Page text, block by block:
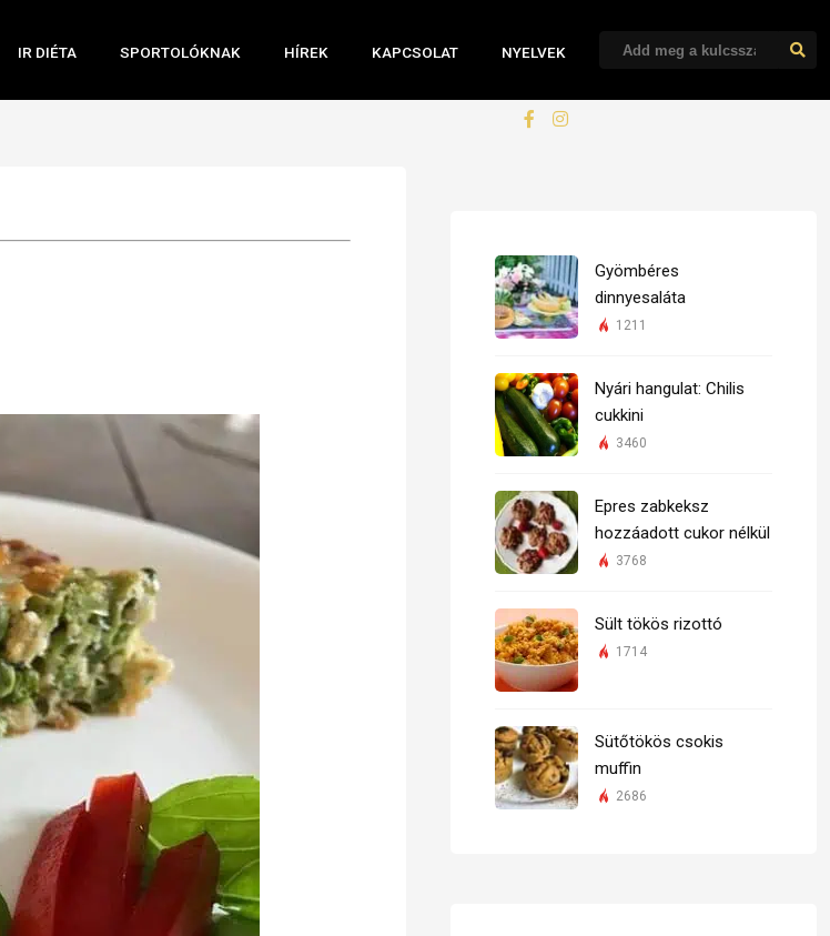
IR DIÉTA SPORTOLÓKNAK HÍREK KAPCSOLAT NYELVEK
Gyömbéres
dinnyesaláta
1211
Nyári hangulat: Chilis
cukkini
3460
Epres zabkeksz
hozzáadott cukor nélkül
3768
Sült tökös rizottó
1714
Sütőtökös csokis
muffin
2686